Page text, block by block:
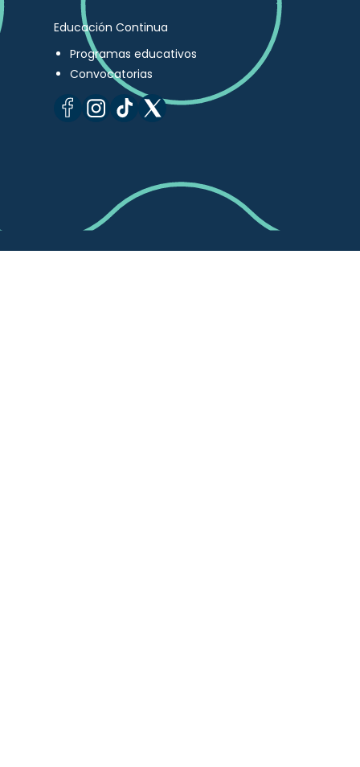
Educación Continua
Programas educativos
Convocatorias